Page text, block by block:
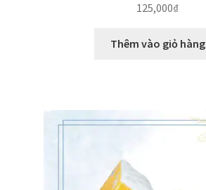
125,000₫
Thêm vào giỏ hàng